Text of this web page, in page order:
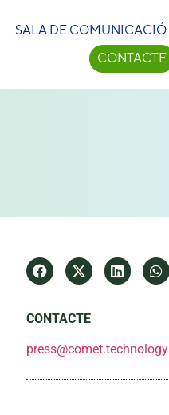
SALA DE COMUNICACIÓ
CONTACTE
CONTACTE
press@comet.technology